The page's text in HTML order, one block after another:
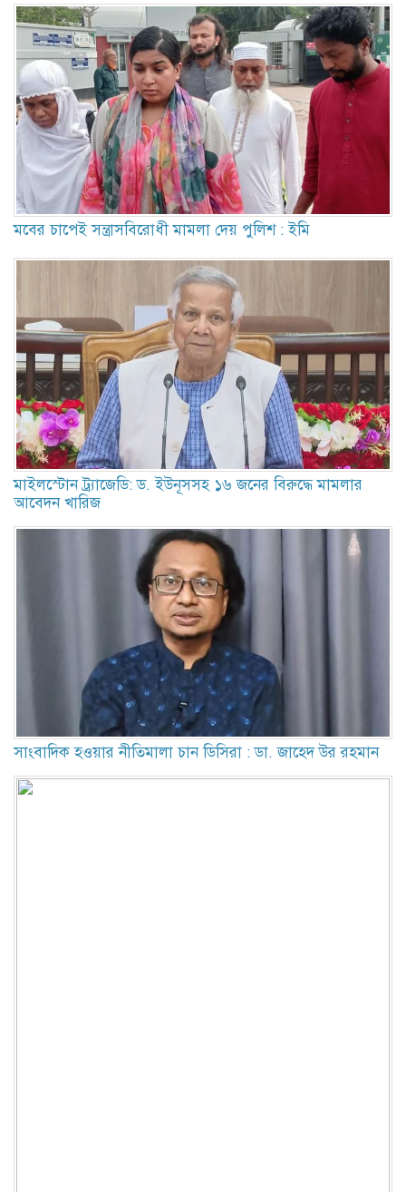
মবের চাপেই সন্ত্রাসবিরোধী মামলা দেয় পুলিশ : ইমি
মাইলস্টোন ট্র্যাজেডি: ড. ইউনূসসহ ১৬ জনের বিরুদ্ধে মামলার
আবেদন খারিজ
সাংবাদিক হওয়ার নীতিমালা চান ডিসিরা : ডা. জাহেদ উর রহমান